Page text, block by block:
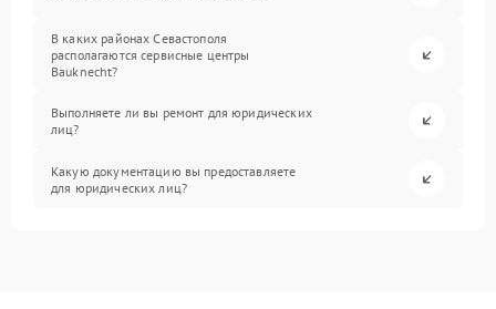
В каких районах Севастополя
располагаются сервисные центры
Bauknecht?
Выполняете ли вы ремонт для юридических
лиц?
Какую документацию вы предоставляете
для юридических лиц?